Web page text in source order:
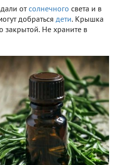
от солнечного света и в
добраться дети. Крышка
закрытой. Не храните в